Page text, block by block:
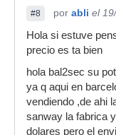
#8 por abli el
Hola si estuve
precio es ta bien
hola bal2sec su
ya q aqui en
vendiendo ,de ahi
sanway la fabrica
dolares pero el